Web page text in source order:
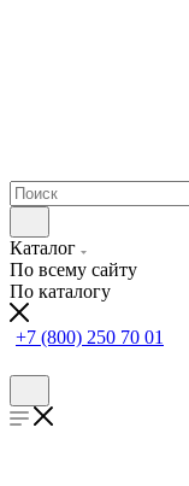
Каталог
По всему сайту
По каталогу
+7 (800) 250 70 01